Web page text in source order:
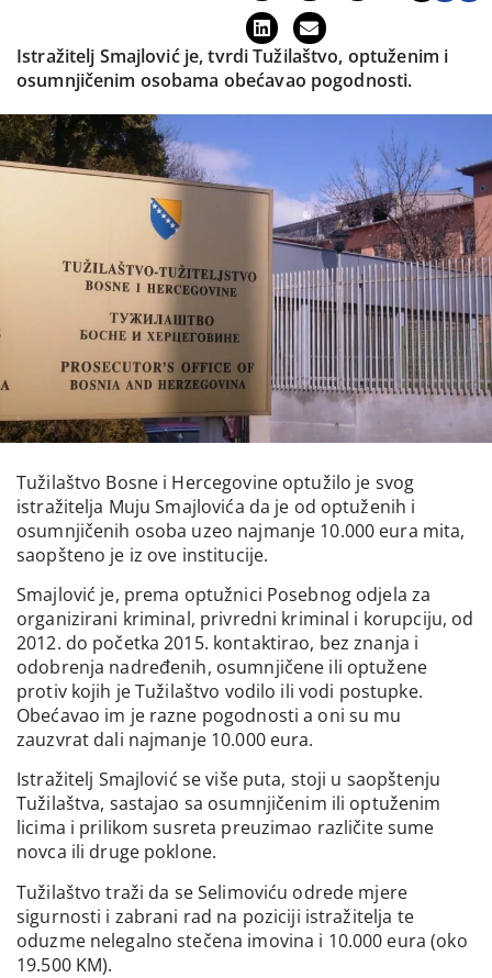
Istražitelj Smajlović je, tvrdi Tužilaštvo, optuženim i
osumnjičenim osobama obećavao pogodnosti.
Tužilaštvo Bosne i Hercegovine optužilo je svog
istražitelja Muju Smajlovića da je od optuženih i
osumnjičenih osoba uzeo najmanje 10.000 eura mita,
saopšteno je iz ove institucije.
Smajlović je, prema optužnici Posebnog odjela za
organizirani kriminal, privredni kriminal i korupciju, od
2012. do početka 2015. kontaktirao, bez znanja i
odobrenja nadređenih, osumnjičene ili optužene
protiv kojih je Tužilaštvo vodilo ili vodi postupke.
Obećavao im je razne pogodnosti a oni su mu
zauzvrat dali najmanje 10.000 eura.
Istražitelj Smajlović se više puta, stoji u saopštenju
Tužilaštva, sastajao sa osumnjičenim ili optuženim
licima i prilikom susreta preuzimao različite sume
novca ili druge poklone.
Tužilaštvo traži da se Selimoviću odrede mjere
sigurnosti i zabrani rad na poziciji istražitelja te
oduzme nelegalno stečena imovina i 10.000 eura (oko
19.500 KM).